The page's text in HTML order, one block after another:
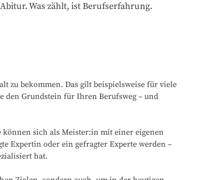
Was zählt, ist Berufserfahrung.
zu bekommen. Das gilt beispielsweise für viele
den Grundstein für Ihren Berufsweg – und
sich als Meister:in mit einer eigenen
Expertin oder ein gefragter Experte werden –
hat.